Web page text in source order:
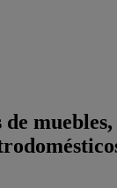
muebles,